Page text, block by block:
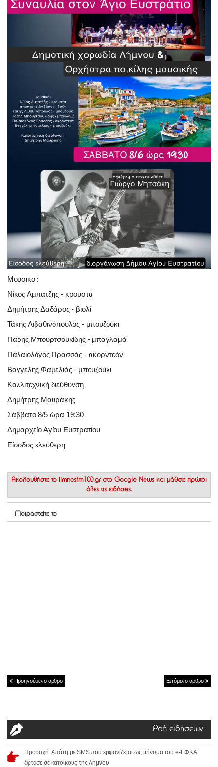
Μουσικοί:
Νίκος Αμπατζής - κρουστά
Δημήτρης Δαδάρος - βιολί
Τάκης Λιβαθινόπουλος - μπουζούκι
Παρης Μπουρτσουκίδης - μπαγλαμά
Παλαιολόγος Πρασσάς - ακορντεόν
Βαγγέλης Φαμελιάς - μπουζούκι
Καλλιτεχνική διεύθυνση
Δημήτρης Μαυράκης
Σάββατο 8/5 ώρα 19:30
Δημαρχείο Αγίου Ευστρατίου
Είσοδος ελεύθερη
Ακολουθήστε το limnosfm100.gr στο Google News και μάθετε πρώτοι
όλες τις ειδήσεις.
Μοιραστείτε το
Προηγούμενο άρθρο Επόμενο άρθρο
Ροή ειδήσεων
Προσοχή: Απάτη με SMS που εμφανίζεται ως μήνυμα του e-ΕΦΚΑ
έφτασε σε κατοίκους της Λήμνου